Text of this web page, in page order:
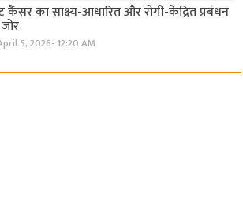
कैंसर का साक्ष्य-आधारित और रोगी-केंद्रित प्रबंधन
5, 2026- 12:20 AM